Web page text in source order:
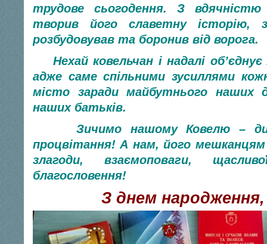
трудове сьогодення. З
творив його славетну історію,
розбудовував та боронив від ворога.
Нехай ковельчан і надалі
адже саме спільними зусиллями
місто заради майбутнього наших
наших батьків.
Зичимо нашому Ковелю –
процвітання! А нам, його
злагоди, взаємоповаги,
благословення!
З днем